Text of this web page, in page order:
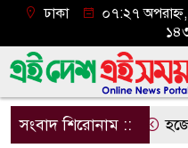
ঢাকা
০৭:২৭
সংবাদ শিরোনাম :: হজের